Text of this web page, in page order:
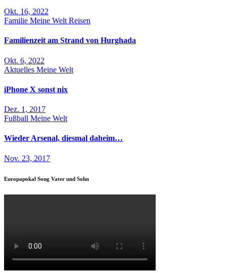
Okt. 16, 2022
Familie Meine Welt Reisen
Familienzeit am Strand von Hurghada
Okt. 6, 2022
Aktuelles Meine Welt
iPhone X sonst nix
Dez. 1, 2017
Fußball Meine Welt
Wieder Arsenal, diesmal daheim…
Nov. 23, 2017
Europapokal Song Vater und Sohn